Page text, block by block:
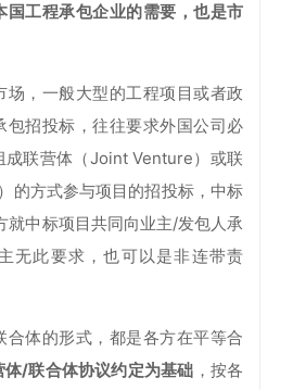
国工程承包企业的需要，也是市
场，一般大型的工程项目或者政
包招投标，往往要求外国公司必
成联营体（Joint Venture）或联
的方式参与项目的招投标，中标
就中标项目共同向业主/发包人承
无此要求，也可以是非连带责
合体的形式，都是各方在平等合
体/联合体协议约定为基础 ，按各